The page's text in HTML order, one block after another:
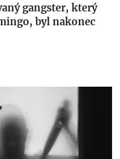
gangster, který
byl nakonec